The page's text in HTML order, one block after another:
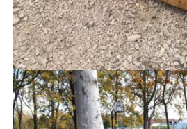
KUKATÁROLÓ